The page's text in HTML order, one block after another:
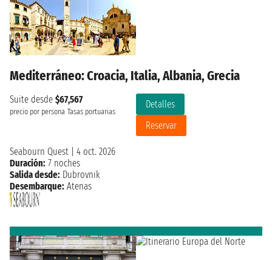
Mediterráneo: Croacia, Italia, Albania, Grecia
Suite desde $67,567
precio por persona Tasas portuarias
Detalles
Reservar
Seabourn Quest
4 oct. 2026
Duración: 7 noches
Salida desde: Dubrovnik
Desembarque: Atenas